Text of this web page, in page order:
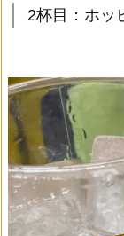
2杯目：ホッ